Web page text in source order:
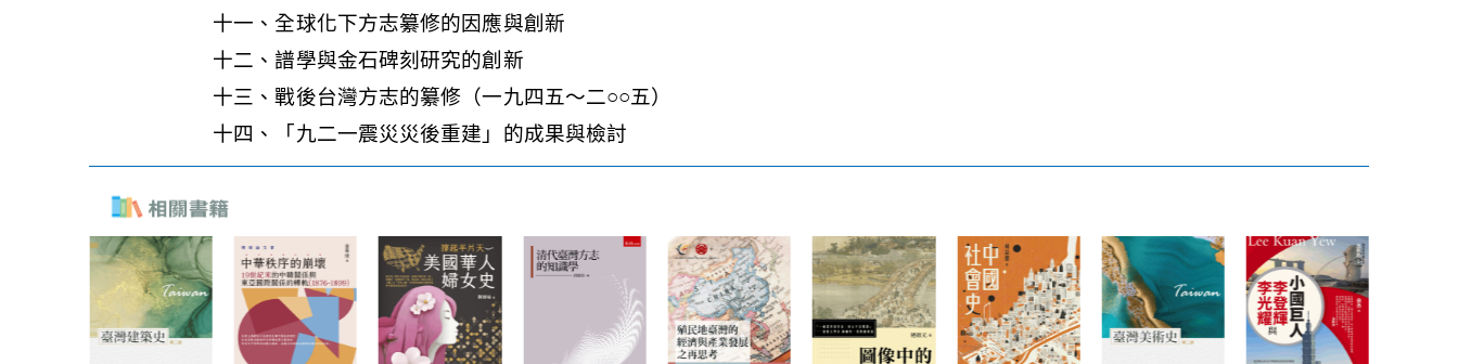
十一、全球化下方志纂修的因應與創新
十二、譜學與金石碑刻研究的創新
十三、戰後台灣方志的纂修（一九四五～二○○五）
十四、「九二一震災災後重建」的成果與檢討